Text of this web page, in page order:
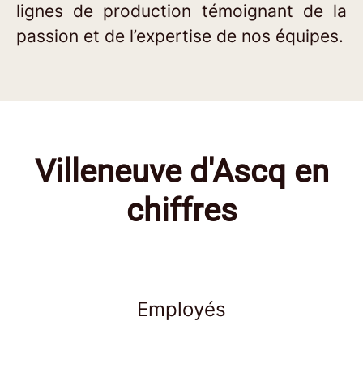
lignes de production témoignant de la
passion et de l’expertise de nos équipes.
Villeneuve d'Ascq en
chiffres
Employés